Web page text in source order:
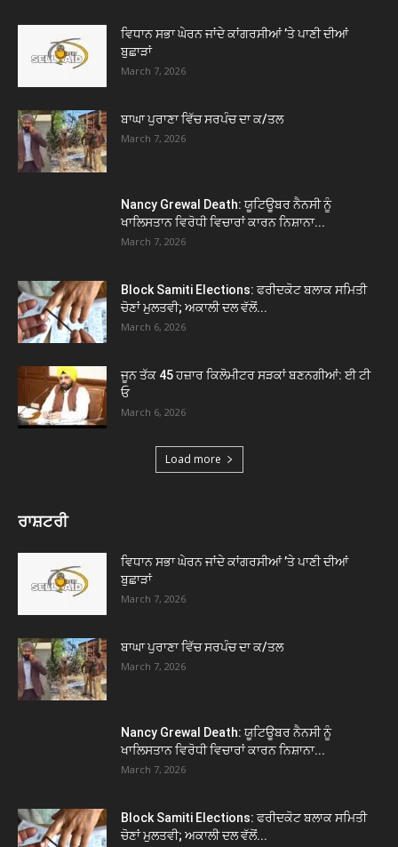
ਵਿਧਾਨ ਸਭਾ ਘੇਰਨ ਜਾਂਦੇ ਕਾਂਗਰਸੀਆਂ ’ਤੇ ਪਾਣੀ ਦੀਆਂ
ਬੁਛਾੜਾਂ
March 7, 2026
ਬਾਘਾ ਪੁਰਾਣਾ ਵਿੱਚ ਸਰਪੰਚ ਦਾ ਕ/ਤਲ
March 7, 2026
Nancy Grewal Death: ਯੂਟਿਊਬਰ ਨੈਨਸੀ ਨੂੰ
ਖਾਲਿਸਤਾਨ ਵਿਰੋਧੀ ਵਿਚਾਰਾਂ ਕਾਰਨ ਨਿਸ਼ਾਨਾ...
March 7, 2026
Block Samiti Elections: ਫਰੀਦਕੋਟ ਬਲਾਕ ਸਮਿਤੀ
ਚੋਣਾਂ ਮੁਲਤਵੀ; ਅਕਾਲੀ ਦਲ ਵੱਲੋਂ...
March 6, 2026
ਜੂਨ ਤੱਕ 45 ਹਜ਼ਾਰ ਕਿਲੋਮੀਟਰ ਸੜਕਾਂ ਬਣਨਗੀਆਂ: ਈ ਟੀ
ਓ
March 6, 2026
Load more
ਰਾਸ਼ਟਰੀ
ਵਿਧਾਨ ਸਭਾ ਘੇਰਨ ਜਾਂਦੇ ਕਾਂਗਰਸੀਆਂ ’ਤੇ ਪਾਣੀ ਦੀਆਂ
ਬੁਛਾੜਾਂ
March 7, 2026
ਬਾਘਾ ਪੁਰਾਣਾ ਵਿੱਚ ਸਰਪੰਚ ਦਾ ਕ/ਤਲ
March 7, 2026
Nancy Grewal Death: ਯੂਟਿਊਬਰ ਨੈਨਸੀ ਨੂੰ
ਖਾਲਿਸਤਾਨ ਵਿਰੋਧੀ ਵਿਚਾਰਾਂ ਕਾਰਨ ਨਿਸ਼ਾਨਾ...
March 7, 2026
Block Samiti Elections: ਫਰੀਦਕੋਟ ਬਲਾਕ ਸਮਿਤੀ
ਚੋਣਾਂ ਮੁਲਤਵੀ; ਅਕਾਲੀ ਦਲ ਵੱਲੋਂ...